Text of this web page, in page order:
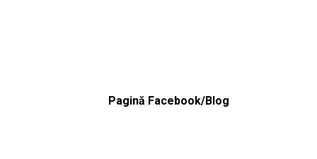
Pagină Facebook/Blog